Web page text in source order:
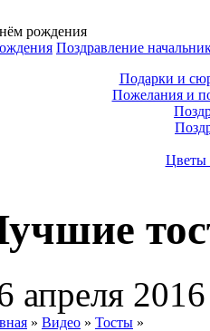
рождения
Поздравление
Подарки и
Пожелания и
Цветы
апреля 2016
» Видео » Тосты »